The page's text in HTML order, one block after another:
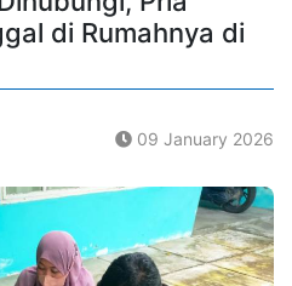
di Rumahnya di
09 January 2026